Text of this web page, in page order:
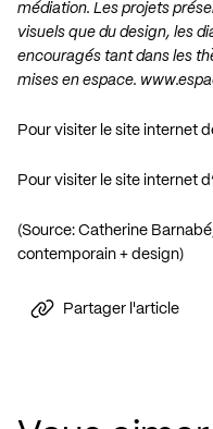
médiation. Les projets
visuels que du design, les
encouragés tant dans les
mises en espace.
Pour visiter le site internet
Pour visiter le site internet
(Source: Catherine
contemporain + design)
Partager l'article